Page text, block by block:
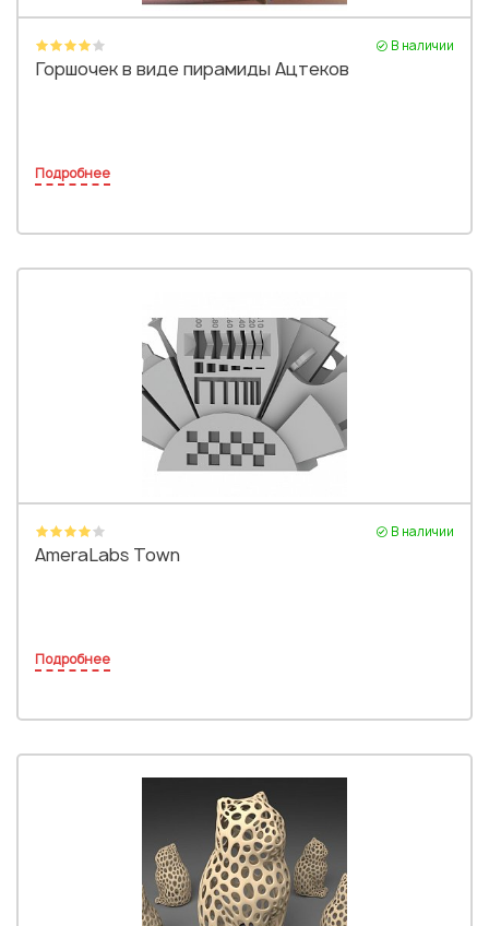
В наличии
Горшочек в виде пирамиды Ацтеков
Подробнее
В наличии
AmeraLabs Town
Подробнее